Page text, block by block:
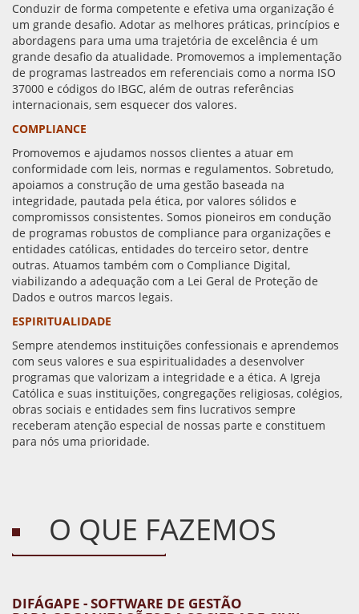
Conduzir de forma competente e efetiva uma organização é
um grande desafio. Adotar as melhores práticas, princípios e
abordagens para uma uma trajetória de excelência é um
grande desafio da atualidade. Promovemos a implementação
de programas lastreados em referenciais como a norma ISO
37000 e códigos do IBGC, além de outras referências
internacionais, sem esquecer dos valores.
COMPLIANCE
Promovemos e ajudamos nossos clientes a atuar em
conformidade com leis, normas e regulamentos. Sobretudo,
apoiamos a construção de uma gestão baseada na
integridade, pautada pela ética, por valores sólidos e
compromissos consistentes. Somos pioneiros em condução
de programas robustos de compliance para organizações e
entidades católicas, entidades do terceiro setor, dentre
outras. Atuamos também com o Compliance Digital,
viabilizando a adequação com a Lei Geral de Proteção de
Dados e outros marcos legais.
ESPIRITUALIDADE
Sempre atendemos instituições confessionais e aprendemos
com seus valores e sua espiritualidades a desenvolver
programas que valorizam a integridade e a ética. A Igreja
Católica e suas instituições, congregações religiosas, colégios,
obras sociais e entidades sem fins lucrativos sempre
receberam atenção especial de nossas parte e constituem
para nós uma prioridade.
O QUE FAZEMOS
DIFÁGAPE - SOFTWARE DE GESTÃO